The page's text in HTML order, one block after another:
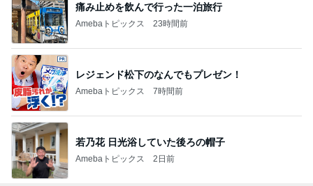
痛み止めを飲んで行った一泊旅行
Amebaトピックス 23時間前
レジェンド松下のなんでもプレゼン！
Amebaトピックス 7時間前
若乃花 日光浴していた後ろの帽子
Amebaトピックス 2日前